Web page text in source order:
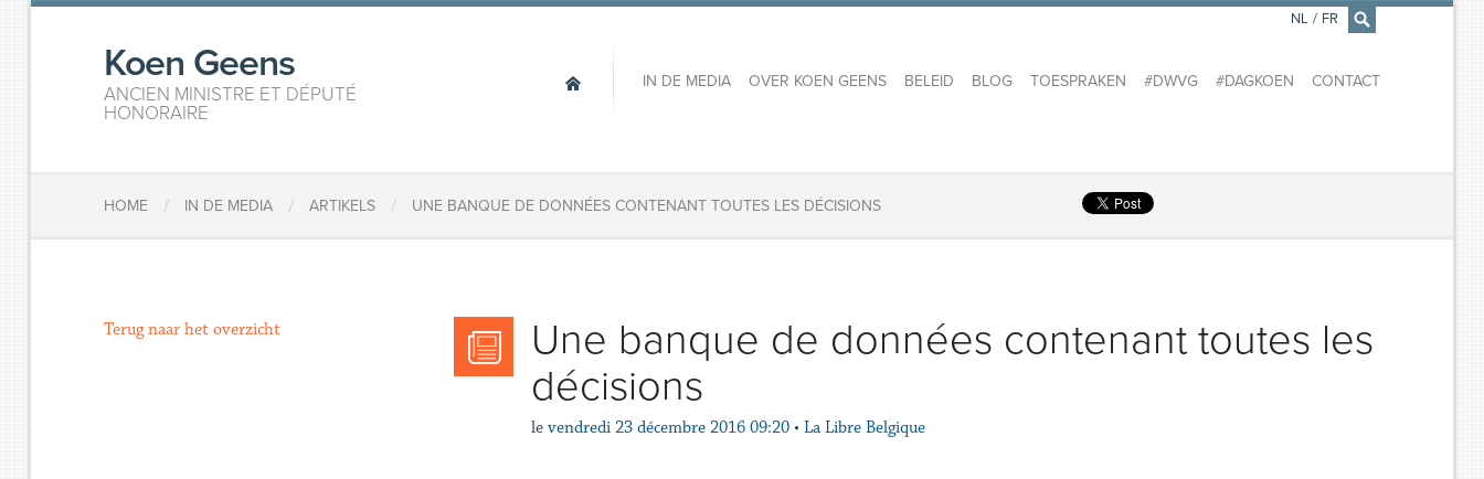
×
Koen Geens
ANCIEN MINISTRE ET DÉPUTÉ
HONORAIRE
IN DE MEDIA OVER KOEN GEENS BELEID BLOG TOESPRAKEN #DWVG #DAGKOEN CONTACT
NL / FR
HOME / IN DE MEDIA / ARTIKELS / UNE BANQUE DE DONNÉES CONTENANT TOUTES LES DÉCISIONS
Une banque de données contenant toutes les
décisions
le vendredi 23 décembre 2016 09:20 • La Libre Belgique
Terug naar het overzicht